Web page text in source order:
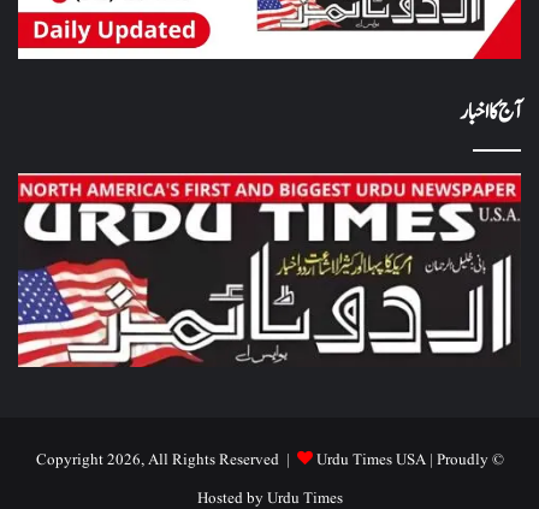
آج کا اخبار
© Copyright 2026, All Rights Reserved |
Urdu Times USA| Proudly
Hosted byUrdu Times